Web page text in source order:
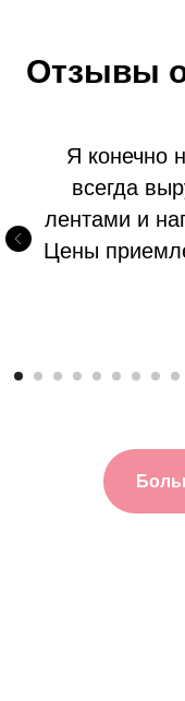
Отзывы
Я конечно
всегда
лентами и
Цены